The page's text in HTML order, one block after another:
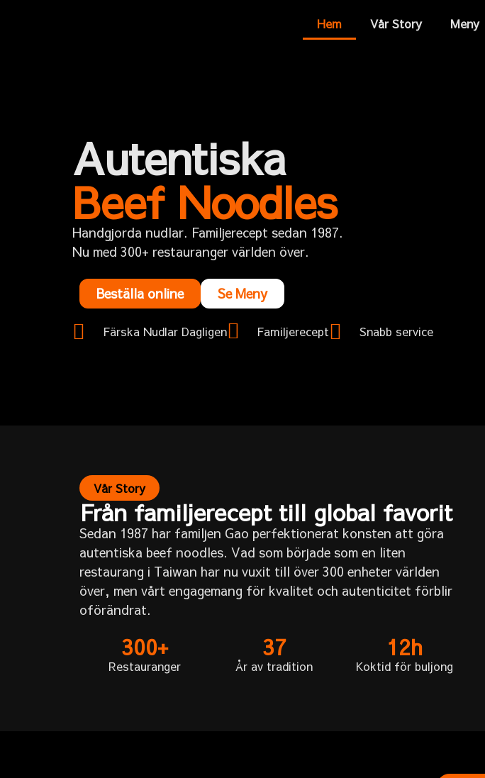
Hem Vår Story Meny
Autentiska
Beef Noodles
Handgjorda nudlar. Familjerecept sedan 1987.
Nu med 300+ restauranger världen över.
Beställa online Se Meny
Färska Nudlar Dagligen Familjerecept Snabb service
Vår Story
Från familjerecept till global favorit
Sedan 1987 har familjen Gao perfektionerat konsten att göra
autentiska beef noodles. Vad som började som en liten
restaurang i Taiwan har nu vuxit till över 300 enheter världen
över, men vårt engagemang för kvalitet och autenticitet förblir
oförändrat.
300+
Restauranger
37
År av tradition
12h
Koktid för buljong